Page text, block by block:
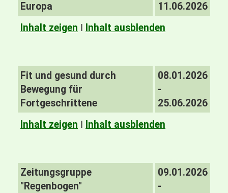
Europa
11.06.2026
Inhalt zeigen I Inhalt ausblenden
Fit und gesund durch
Bewegung für
Fortgeschrittene
08.01.2026
-
25.06.2026
Inhalt zeigen I Inhalt ausblenden
Zeitungsgruppe
"Regenbogen"
09.01.2026
-